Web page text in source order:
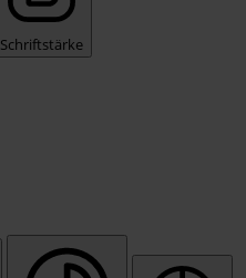
Schriftstärke